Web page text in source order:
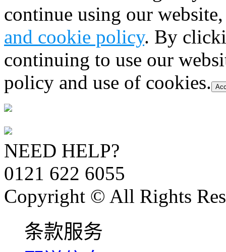
continue using our
and cookie policy. By
continuing to use our
policy and use of cookies.
NEED HELP?
0121 622 6055
Copyright © All Rights
条款服务